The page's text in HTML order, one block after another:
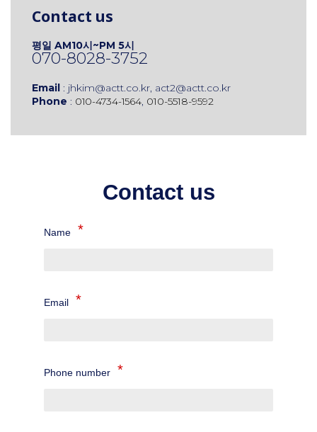
Contact us
평일 AM10시~PM 5시
070-8028-3752
Email : jhkim@actt.co.kr, act2@actt.co.kr
Phone : 010-4734-1564, 010-5518-9592
Contact us
Name
Email
Phone number